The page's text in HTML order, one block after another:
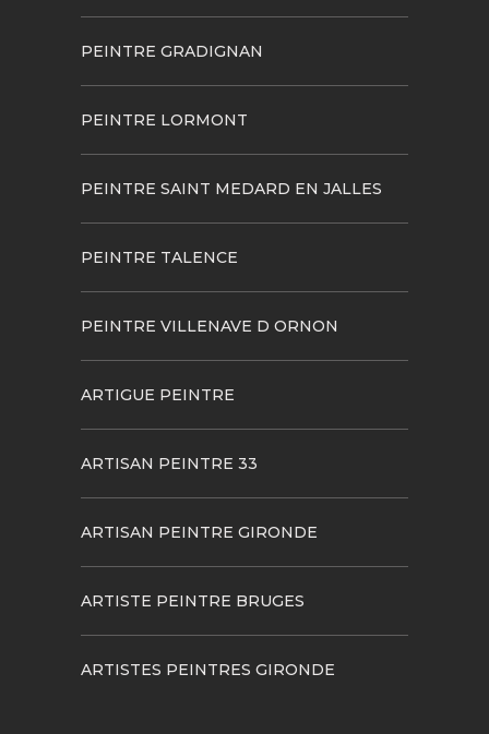
PEINTRE GRADIGNAN
PEINTRE LORMONT
PEINTRE SAINT MEDARD EN JALLES
PEINTRE TALENCE
PEINTRE VILLENAVE D ORNON
ARTIGUE PEINTRE
ARTISAN PEINTRE 33
ARTISAN PEINTRE GIRONDE
ARTISTE PEINTRE BRUGES
ARTISTES PEINTRES GIRONDE